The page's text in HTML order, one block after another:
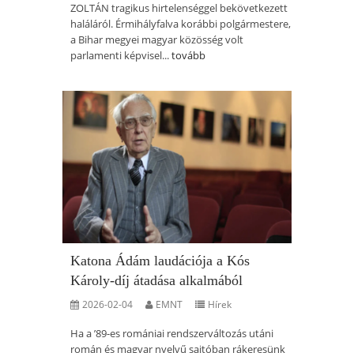
ZOLTÁN tragikus hirtelenséggel bekövetkezett
haláláról. Érmihályfalva korábbi polgármestere,
a Bihar megyei magyar közösség volt
parlamenti képvisel...tovább
Katona Ádám laudációja a Kós
Károly-díj átadása alkalmából
2026-02-04 EMNT Hírek
Ha a ’89-es romániai rendszerváltozás utáni
román és magyar nyelvű sajtóban rákeresünk